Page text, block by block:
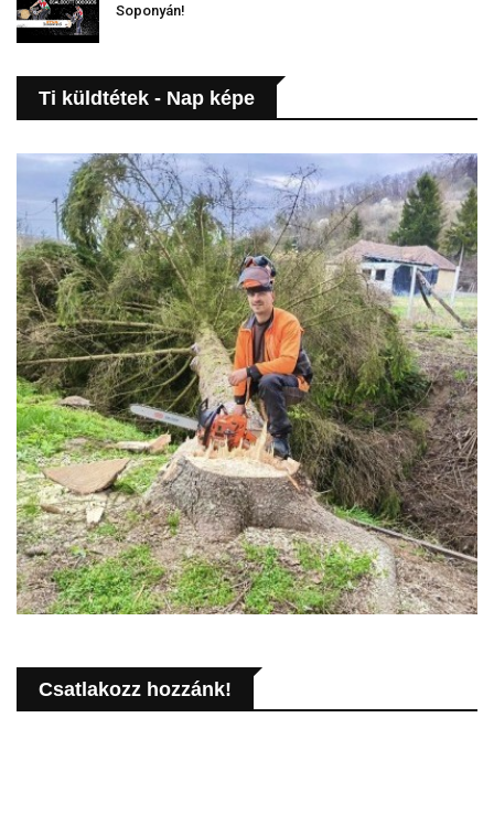
Soponyán!
Ti küldtétek - Nap képe
Csatlakozz hozzánk!